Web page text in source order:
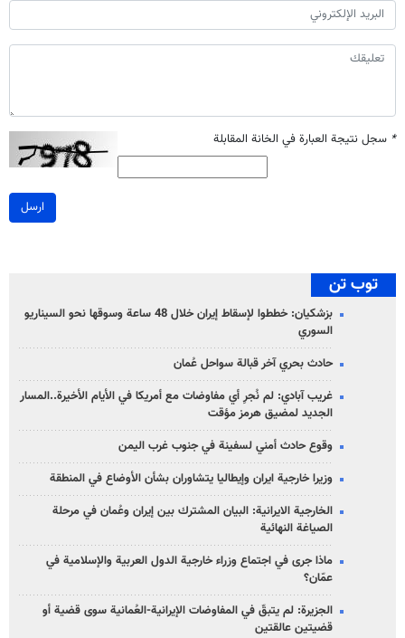
* سجل نتيجة العبارة في الخانة المقابلة
ارسل
توب تن
بزشكيان: خططوا لإسقاط إيران خلال 48 ساعة وسوقها نحو السيناريو
السوري
حادث بحري آخر قبالة سواحل عُمان
غريب آبادي: لم نُجرِ أي مفاوضات مع أمريكا في الأيام الأخيرة..المسار
الجديد لمضيق هرمز مؤقت
وقوع حادث أمني لسفينة في جنوب غرب اليمن
وزيرا خارجية ايران وإيطاليا يتشاوران بشأن الأوضاع في المنطقة
الخارجية الايرانية: البيان المشترك بين إيران وعُمان في مرحلة
الصياغة النهائية
ماذا جرى في اجتماع وزراء خارجية الدول العربية والإسلامية في
عمّان؟
الجزيرة: لم يتبقّ في المفاوضات الإيرانية-العُمانية سوى قضية أو
قضيتين عالقتين